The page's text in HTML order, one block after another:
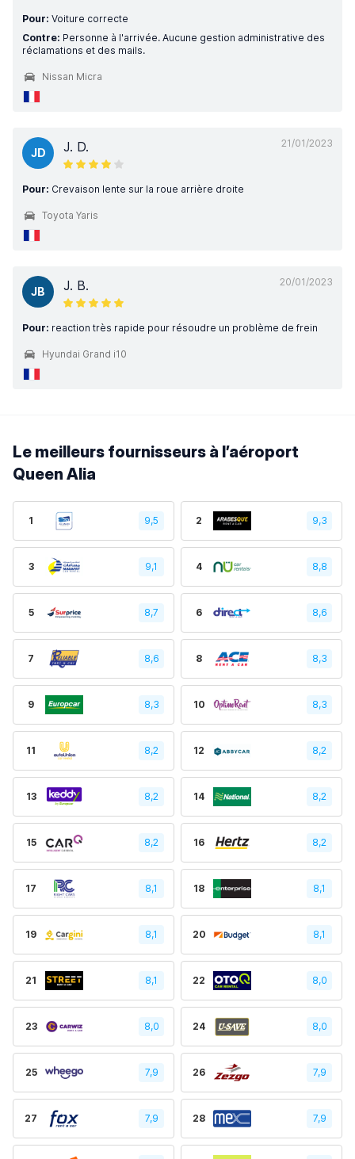
Pour: Voiture correcte
Contre: Personne à l'arrivée. Aucune gestion administrative des
réclamations et des mails.
Nissan Micra
21/01/2023
JD J. D.
Pour: Crevaison lente sur la roue arrière droite
Toyota Yaris
20/01/2023
JB J. B.
Pour: reaction très rapide pour résoudre un problème de frein
Hyundai Grand i10
Le meilleurs fournisseurs à l’aéroport
Queen Alia
1 9,5 2 9,3
3 9,1 4 8,8
5 8,7 6 8,6
7 8,6 8 8,3
9 8,3 10 8,3
11 8,2 12 8,2
13 8,2 14 8,2
15 8,2 16 8,2
17 8,1 18 8,1
19 8,1 20 8,1
21 8,1 22 8,0
23 8,0 24 8,0
25 7,9 26 7,9
27 7,9 28 7,9